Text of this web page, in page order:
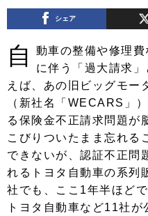
中国
九州
注目の記事
ショップレポート
自動車豆知識
鈑金・塗装
ディテイリング
ディテイリング
ヘッドライト磨き
フィルム・ラッピング
鈑金・塗装
小キズ直し
特集記事
ストップ 不具合修理＆粗悪修理
ショップ紹介
シェア
自
動車の整備や修理費
に伴う「過大請求」
えば、あの旧ビッグモー
（新社名「WECARS」
る保険金不正請求問題が
こびりついたまま忘れる
できないが、認証不正問
れるトヨタ自動車の系列
社でも、ここ1年半ほど
トヨタ自動車など11社が